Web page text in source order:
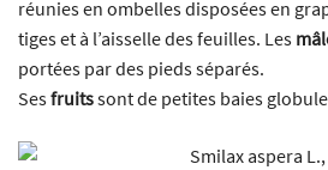
réunies en ombelles disposées en
tiges et à l’aisselle des feuilles. Les
portées par des pieds séparés.
Sesfruitssont de petites baies